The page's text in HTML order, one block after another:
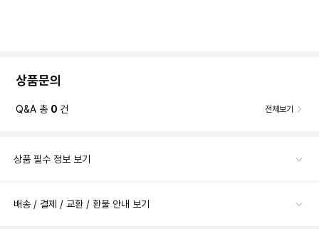
상품문의
Q&A 총 0 건 전체보기
상품 필수 정보 보기
배송 / 결제 / 교환 / 환불 안내 보기